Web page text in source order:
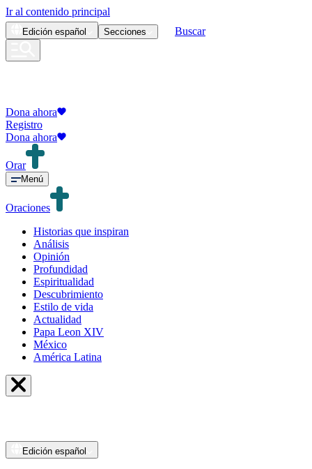
Ir al contenido principal
Edición español Secciones Buscar
Dona ahora
Registro
Dona ahora
Orar
Menú
Oraciones
Historias que inspiran
Análisis
Opinión
Profundidad
Espiritualidad
Descubrimiento
Estilo de vida
Actualidad
Papa Leon XIV
México
América Latina
Edición español